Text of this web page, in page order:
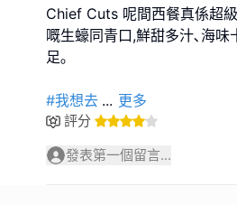
Chief Cuts 呢間西餐真係超
嘅生蠔同青口,鮮甜多汁､海
足｡
#我想去 ... 更多
評分
發表第一個留言...